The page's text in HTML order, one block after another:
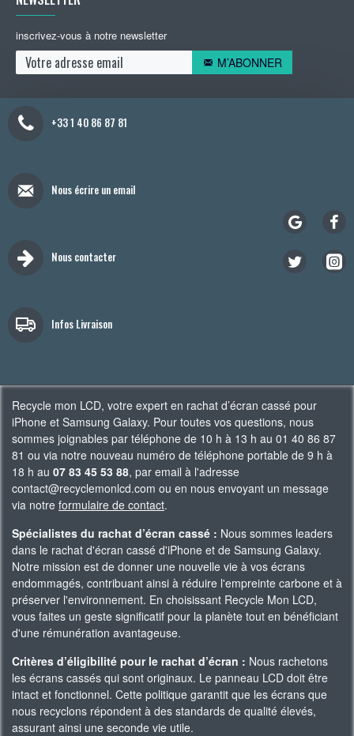
inscrivez-vous à notre newsletter
M’ABONNER
+33 1 40 86 87 81
Nous écrire un email
Nous contacter
Infos Livraison
Recycle mon LCD, votre expert en rachat d’écran cassé pour
iPhone et Samsung Galaxy. Pour toutes vos questions, nous
sommes joignables par téléphone de 10 h à 13 h au 01 40 86 87
81 ou via notre nouveau numéro de téléphone portable de 9 h à
18 h au 07 83 45 53 88, par email à l'adresse
contact@recyclemonlcd.com ou en nous envoyant un message
via notre formulaire de contact.
Spécialistes du rachat d’écran cassé : Nous sommes leaders
dans le rachat d'écran cassé d'iPhone et de Samsung Galaxy.
Notre mission est de donner une nouvelle vie à vos écrans
endommagés, contribuant ainsi à réduire l'empreinte carbone et à
préserver l'environnement. En choisissant Recycle Mon LCD,
vous faites un geste significatif pour la planète tout en bénéficiant
d'une rémunération avantageuse.
Critères d’éligibilité pour le rachat d’écran : Nous rachetons
les écrans cassés qui sont originaux. Le panneau LCD doit être
intact et fonctionnel. Cette politique garantit que les écrans que
nous recyclons répondent à des standards de qualité élevés,
assurant ainsi une seconde vie utile.